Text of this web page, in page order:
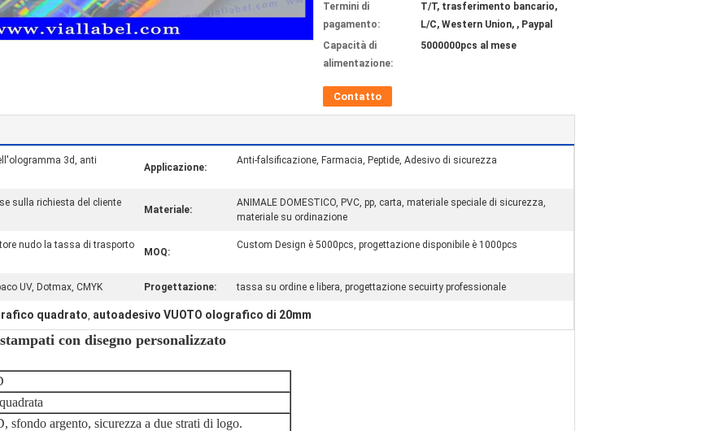
Termini di
pagamento:
T/T, trasferimento bancario,
L/C, Western Union, , Paypal
Capacità di
alimentazione:
5000000pcs al mese
Contatto
3d, anti
Applicazione:
Anti-falsificazione, Farmacia, Peptide, Adesivo di sicurezza
sulla richiesta del cliente
Materiale:
ANIMALE DOMESTICO, PVC, pp, carta, materiale speciale di sicurezza,
materiale su ordinazione
nudo la tassa di trasporto
MOQ:
Custom Design è 5000pcs, progettazione disponibile è 1000pcs
UV, Dotmax, CMYK Progettazione: tassa su ordine e libera, progettazione secuirty professionale
quadrato, autoadesivo VUOTO olografico di 20mm
con disegno personalizzato
sfondo argento, sicurezza a due strati di logo.